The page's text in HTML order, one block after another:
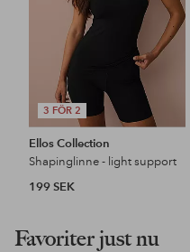
3 FÖR 2
Ellos Collection
Shapinglinne - light support
199 SEK
Favoriter just nu